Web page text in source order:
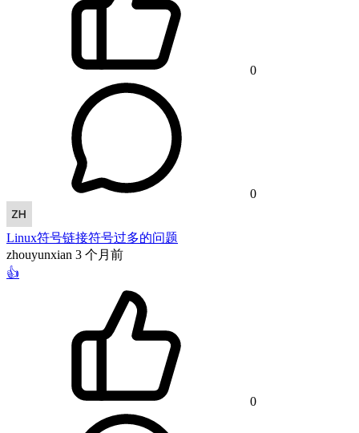
0
0
Linux符号链接符号过多的问题
zhouyunxian 3 个月前
👍
0